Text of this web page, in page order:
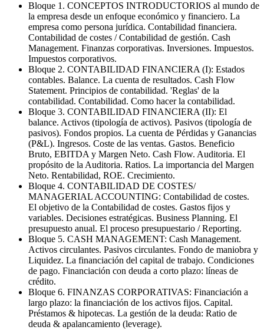
Bloque 1. CONCEPTOS INTRODUCTORIOS al mundo de
la empresa desde un enfoque económico y financiero. La
empresa como persona jurídica. Contabilidad financiera.
Contabilidad de costes / Contabilidad de gestión. Cash
Management. Finanzas corporativas. Inversiones. Impuestos.
Impuestos corporativos.
Bloque 2. CONTABILIDAD FINANCIERA (I): Estados
contables. Balance. La cuenta de resultados. Cash Flow
Statement. Principios de contabilidad. 'Reglas' de la
contabilidad. Contabilidad. Como hacer la contabilidad.
Bloque 3. CONTABILIDAD FINANCIERA (II): El
balance. Activos (tipología de activos). Pasivos (tipología de
pasivos). Fondos propios. La cuenta de Pérdidas y Ganancias
(P&L). Ingresos. Coste de las ventas. Gastos. Beneficio
Bruto, EBITDA y Margen Neto. Cash Flow. Auditoria. El
propósito de la Auditoria. Ratios. La importancia del Margen
Neto. Rentabilidad, ROE. Crecimiento.
Bloque 4. CONTABILIDAD DE COSTES/
MANAGERIAL ACCOUNTING: Contabilidad de costes.
El objetivo de la Contabilidad de costes. Gastos fijos y
variables. Decisiones estratégicas. Business Planning. El
presupuesto anual. El proceso presupuestario / Reporting.
Bloque 5. CASH MANAGEMENT: Cash Management.
Activos circulantes. Pasivos circulantes. Fondo de maniobra y
Liquidez. La financiación del capital de trabajo. Condiciones
de pago. Financiación con deuda a corto plazo: líneas de
crédito.
Bloque 6. FINANZAS CORPORATIVAS: Financiación a
largo plazo: la financiación de los activos fijos. Capital.
Préstamos & hipotecas. La gestión de la deuda: Ratio de
deuda & apalancamiento (leverage).